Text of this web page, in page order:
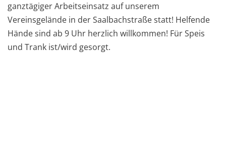
ganztägiger Arbeitseinsatz auf unserem
Vereinsgelände in der Saalbachstraße statt! Helfende
Hände sind ab 9 Uhr herzlich willkommen! Für Speis
und Trank ist/wird gesorgt.